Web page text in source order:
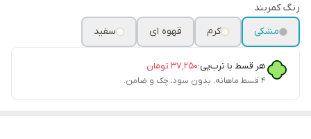
رنگ کمربند
مشکی
کرم قهوه ای سفید
هر قسط با ترب‌پی:۳۷٬۲۵۰ تومان
۴ قسط ماهانه. بدون سود، چک و ضامن.